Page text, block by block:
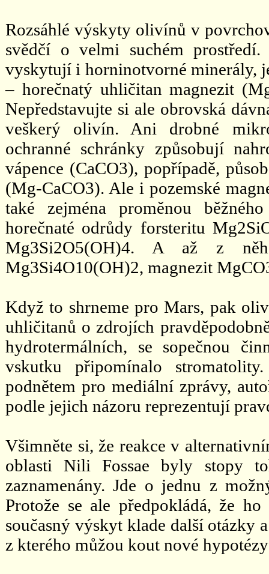
Rozsáhlé výskyty olivínů v
svědčí o velmi suchém
vyskytují i horninotvorné minerály,
– horečnatý uhličitan magnezit
Nepředstavujte si ale obrovská
veškerý olivín. Ani drobné
ochranné schránky způsobují
vápence (CaCO3), popřípadě,
(Mg-CaCO3). Ale i pozemské
také zejména proměnou
horečnaté odrůdy forsteritu
Mg3Si2O5(OH)4. A až z
Mg3Si4O10(OH)2, magnezit
Když to shrneme pro Mars, pak
uhličitanů o zdrojích
hydrotermálních, se sopečnou
vskutku připomínalo
podnětem pro mediální zprávy,
podle jejich názoru reprezentují
Všimněte si, že reakce v
oblasti Nili Fossae byly stopy
zaznamenány. Jde o jednu z
Protože se ale předpokládá, že
současný výskyt klade další otázky
z kterého můžou kout nové